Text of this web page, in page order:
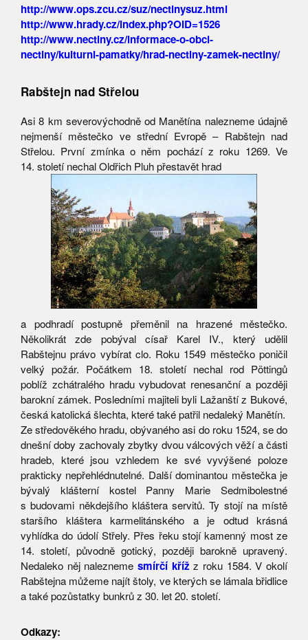
http://www.ops.zcu.cz/suz/nectinysuz.html
http://www.hrady.cz/index.php?OID=1526
http://www.nectiny.cz/informace-o-obci-
nectiny/kulturni-pamatky/hrad-nectiny-zamek-nectiny/
Rabštejn nad Střelou
Asi 8 km severovýchodně od Manětína nalezneme údajně
nejmenší městečko ve střední Evropě – Rabštejn nad
Střelou. První zmínka o něm pochází z roku 1269. Ve
14. století nechal Oldřich Pluh přestavět hrad
a podhradí postupně přeměnil na hrazené městečko.
Několikrát zde pobýval císař Karel IV., který udělil
Rabštejnu právo vybírat clo. Roku 1549 městečko poničil
velký požár. Počátkem 18. století nechal rod Pöttingů
poblíž zchátralého hradu vybudovat renesanční a později
barokní zámek. Posledními majiteli byli Lažanští z Bukové,
česká katolická šlechta, které také patřil nedaleký Manětín.
Ze středověkého hradu, obývaného asi do roku 1524, se do
dnešní doby zachovaly zbytky dvou válcových věží a části
hradeb, které jsou vzhledem ke své vyvýšené poloze
prakticky nepřehlédnutelné. Další dominantou městečka je
bývalý klášterní kostel Panny Marie Sedmibolestné
s budovami někdejšího kláštera servitů. Ty stojí na místě
staršího kláštera karmelitánského a je odtud krásná
vyhlídka do údolí Střely. Přes řeku stojí kamenný most ze
14. století, původně gotický, později barokně upravený.
Nedaleko něj nalezneme smírčí kříž z roku 1584. V okolí
Rabštejna můžeme najít štoly, ve kterých se lámala břidlice
a také pozůstatky bunkrů z 30. let 20. století.
Odkazy: